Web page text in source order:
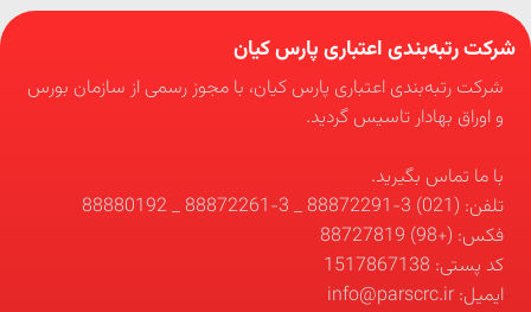
شرکت رتبه‌بندی اعتباری پارس کیان
شرکت رتبه‌بندی اعتباری پارس کیان، با مجوز رسمی از سازمان بورس
و اوراق بهادار تاسیس گردید.
با ما تماس بگیرید.
تلفن: (021) 3-88872291 _ 3-88872261 _ 88880192
فکس: (+98) 88727819
کد پستی: 1517867138
ایمیل: info@parscrc.ir